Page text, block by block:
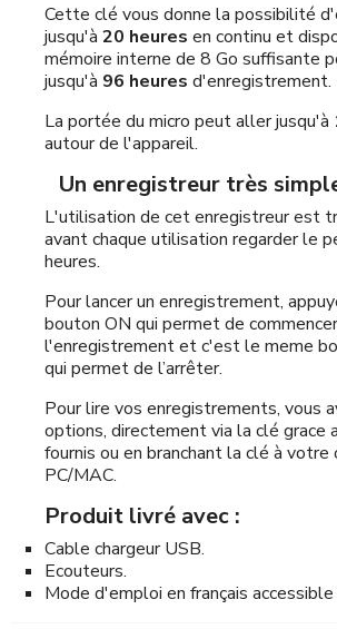
Cette clé vous donne la possibilité
jusqu'à 20 heures en continu et
mémoire interne de 8 Go suffisante
jusqu'à 96 heures d'enregistrement.
La portée du micro peut aller jusqu'à
autour de l'appareil.
Un enregistreur très
L'utilisation de cet enregistreur est
avant chaque utilisation regarder le
heures.
Pour lancer un enregistrement,
bouton ON qui permet de commencer
l'enregistrement et c'est le meme
qui permet de l’arrêter.
Pour lire vos enregistrements, vous
options, directement via la clé grace
fournis ou en branchant la clé à votre
PC/MAC.
Produit livré avec :
Cable chargeur USB.
Ecouteurs.
Mode d'emploi en français